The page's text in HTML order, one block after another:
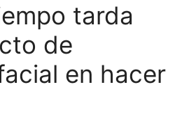
tarda
de
en hacer